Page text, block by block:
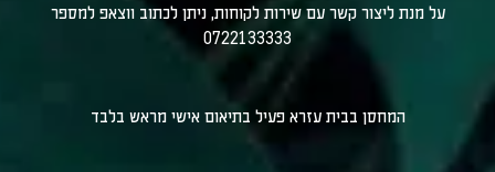
על מנת ליצור קשר עם שירות לקוחות, ניתן לכתוב ווצאפ למספר
0722133333
המחסן בבית עזרא פעיל בתיאום אישי מראש בלבד